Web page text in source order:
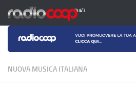
Salta al contenuto
NUOVA MUSICA ITALIANA